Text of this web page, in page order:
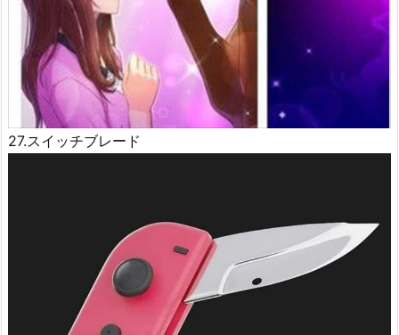
27.スイッチブレード